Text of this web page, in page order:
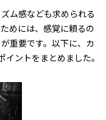
ム感なども求められる
めには、感覚に頼るの
重要です。以下に、カ
ントをまとめました。